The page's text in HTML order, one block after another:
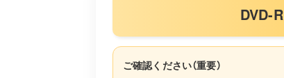
DVD-
ご確認ください（重要）